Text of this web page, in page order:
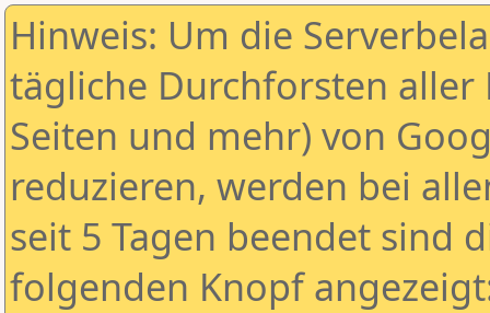
Hinweis: Um die
tägliche Durchforsten aller
Seiten und mehr) von
reduzieren, werden bei
seit 5 Tagen beendet sind
folgenden Knopf